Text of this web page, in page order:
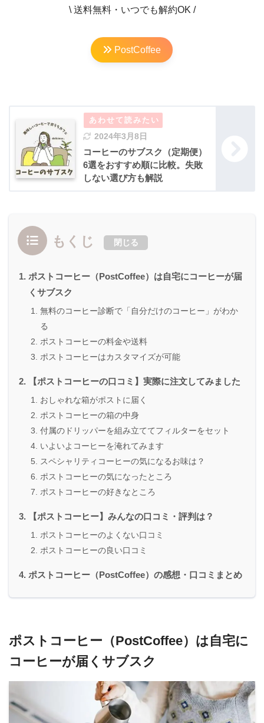
\ 送料無料・いつでも解約OK /
PostCoffee
2024年3月8日
コーヒーのサブスク（定期便）
6選をおすすめ順に比較。失敗
しない選び方も解説
もくじ 閉じる
ポストコーヒー（PostCoffee）は自宅にコーヒーが届
くサブスク
無料のコーヒー診断で「自分だけのコーヒー」がわか
る
ポストコーヒーの料金や送料
ポストコーヒーはカスタマイズが可能
【ポストコーヒーの口コミ】実際に注文してみました
おしゃれな箱がポストに届く
ポストコーヒーの箱の中身
付属のドリッパーを組み立ててフィルターをセット
いよいよコーヒーを淹れてみます
スペシャリティコーヒーの気になるお味は？
ポストコーヒーの気になったところ
ポストコーヒーの好きなところ
【ポストコーヒー】みんなの口コミ・評判は？
ポストコーヒーのよくない口コミ
ポストコーヒーの良い口コミ
ポストコーヒー（PostCoffee）の感想・口コミまとめ
ポストコーヒー（PostCoffee）は自宅に
コーヒーが届くサブスク